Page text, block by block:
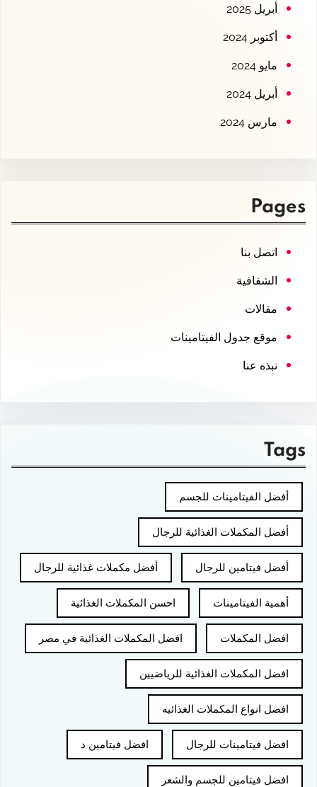
أبريل 2025
أكتوبر 2024
مايو 2024
أبريل 2024
مارس 2024
Pages
اتصل بنا
الشفافية
مقالات
موقع جدول الفيتامينات
نبذه عنا
Tags
أفضل الفيتامينات للجسم
أفضل المكملات الغذائية للرجال
أفضل فيتامين للرجال أفضل مكملات غذائية للرجال
أهمية الفيتامينات احسن المكملات الغذائية
افضل المكملات افضل المكملات الغذائية في مصر
افضل المكملات الغذائية للرياضيين
افضل انواع المكملات الغذائيه
افضل فيتامينات للرجال افضل فيتامين د
افضل فيتامين للجسم والشعر